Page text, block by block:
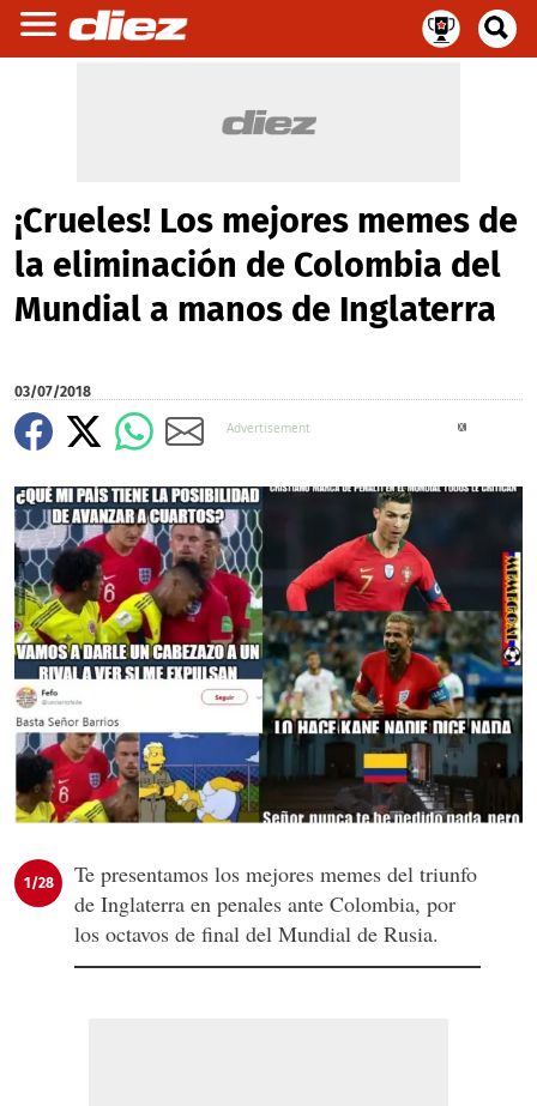
¡Crueles! Los mejores memes de
la eliminación de Colombia del
Mundial a manos de Inglaterra
03/07/2018
1/28
Te presentamos los mejores memes del triunfo
de Inglaterra en penales ante Colombia, por
los octavos de final del Mundial de Rusia.
X